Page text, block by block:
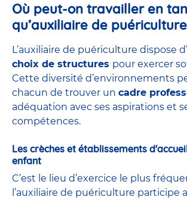
Où peut-on travailler en
qu’auxiliaire de
L’auxiliaire de puériculture dispose
choix de structures pour exercer
Cette diversité d’environnements
chacun de trouver un cadre
adéquation avec ses aspirations et
compétences.
Les crèches et établissements
enfant
C’est le lieu d’exercice le plus
l’auxiliaire de puériculture participe